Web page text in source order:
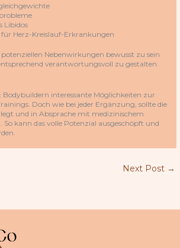
Libidos
für Herz-Kreislauf-Erkrankungen
Nebenwirkungen bewusst zu sein
verantwortungsvoll zu gestalten.
Bodybuildern interessante Möglichkeiten zur
Doch wie bei jeder Ergänzung, sollte die
und in Absprache mit medizinischem
So kann das volle Potenzial ausgeschöpft und
Next Post →